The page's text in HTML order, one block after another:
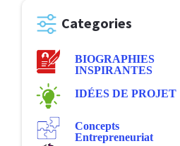
Categories
BIOGRAPHIES
INSPIRANTES
IDÉES DE PROJET
Concepts
Entrepreneuriat